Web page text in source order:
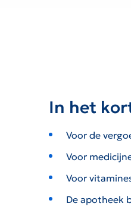
In het
Voor de
Voor
Voor
De apotheek